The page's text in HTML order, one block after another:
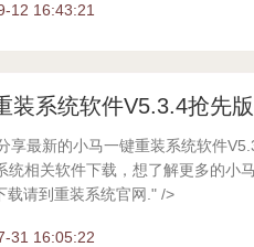
12 16:43:21
装系统软件V5.3.4抢先
享最新的小马一键重装系统软件
统相关软件下载，想了解更多的小
载请到重装系统官网." />
31 16:05:22